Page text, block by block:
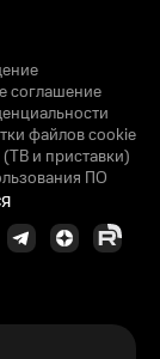
соглашение
файлов cookie
и приставки)
ПО